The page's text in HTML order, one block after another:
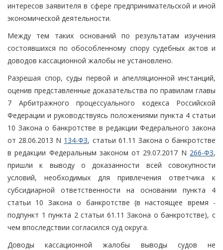
интересов заявителя в сфере предпринимательской и иной
экономической деятельности.
Между тем таких оснований по результатам изучения
состоявшихся по обособленному спору судебных актов и
доводов кассационной жалобы не установлено.
Разрешая спор, суды первой и апелляционной инстанций,
оценив представленные доказательства по правилам главы
7 Арбитражного процессуального кодекса Российской
Федерации и руководствуясь положениями пункта 4 статьи
10 Закона о банкротстве в редакции Федерального закона
от 28.06.2013 N 134-ФЗ, статьи 61.11 Закона о банкротстве
в редакции Федеральным законом от 29.07.2017 N 266-ФЗ,
пришли к выводу о доказанности всей совокупности
условий, необходимых для привлечения ответчика к
субсидиарной ответственности на основании пункта 4
статьи 10 Закона о банкротстве (в настоящее время -
подпункт 1 пункта 2 статьи 61.11 Закона о банкротстве), с
чем впоследствии согласился суд округа.
Доводы кассационной жалобы выводы судов не